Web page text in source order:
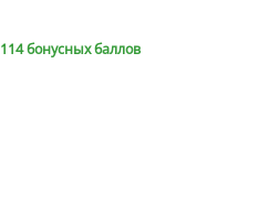
114 бонусных баллов